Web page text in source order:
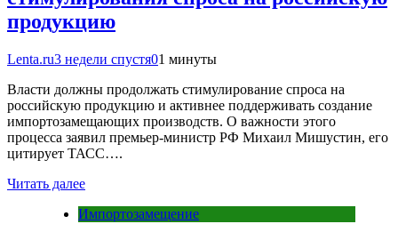
продукцию
Lenta.ru3 недели спустя01 минуты
Власти должны продолжать стимулирование спроса на
российскую продукцию и активнее поддерживать создание
импортозамещающих производств. О важности этого
процесса заявил премьер-министр РФ Михаил Мишустин, его
цитирует ТАСС….
Читать далее
Импортозамещение